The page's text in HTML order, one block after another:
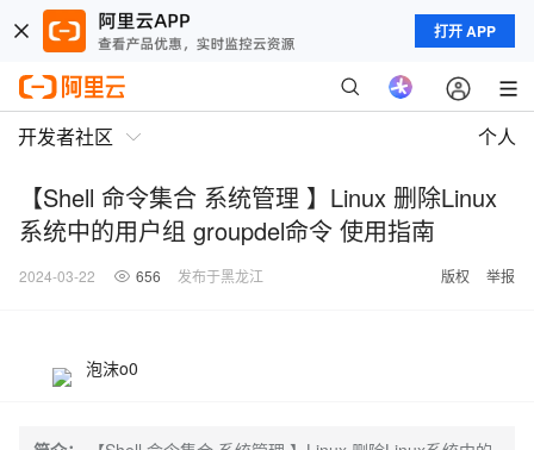
打开 APP
开发者社区 个人
【Shell 命令集合 系统管理 】Linux 删除Linux
系统中的用户组 groupdel命令 使用指南
2024-03-22 656 发布于黑龙江 版权 举报
泡沫o0